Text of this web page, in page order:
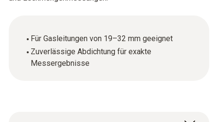
Für Gasleitungen von 19–32 mm geeignet
Zuverlässige Abdichtung für exakte
Messergebnisse